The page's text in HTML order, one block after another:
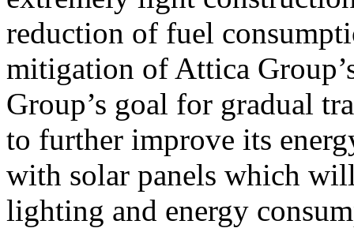
reduction of fuel
mitigation of Attica
Group’s goal for gradual
to further improve its
with solar panels which
lighting and energy